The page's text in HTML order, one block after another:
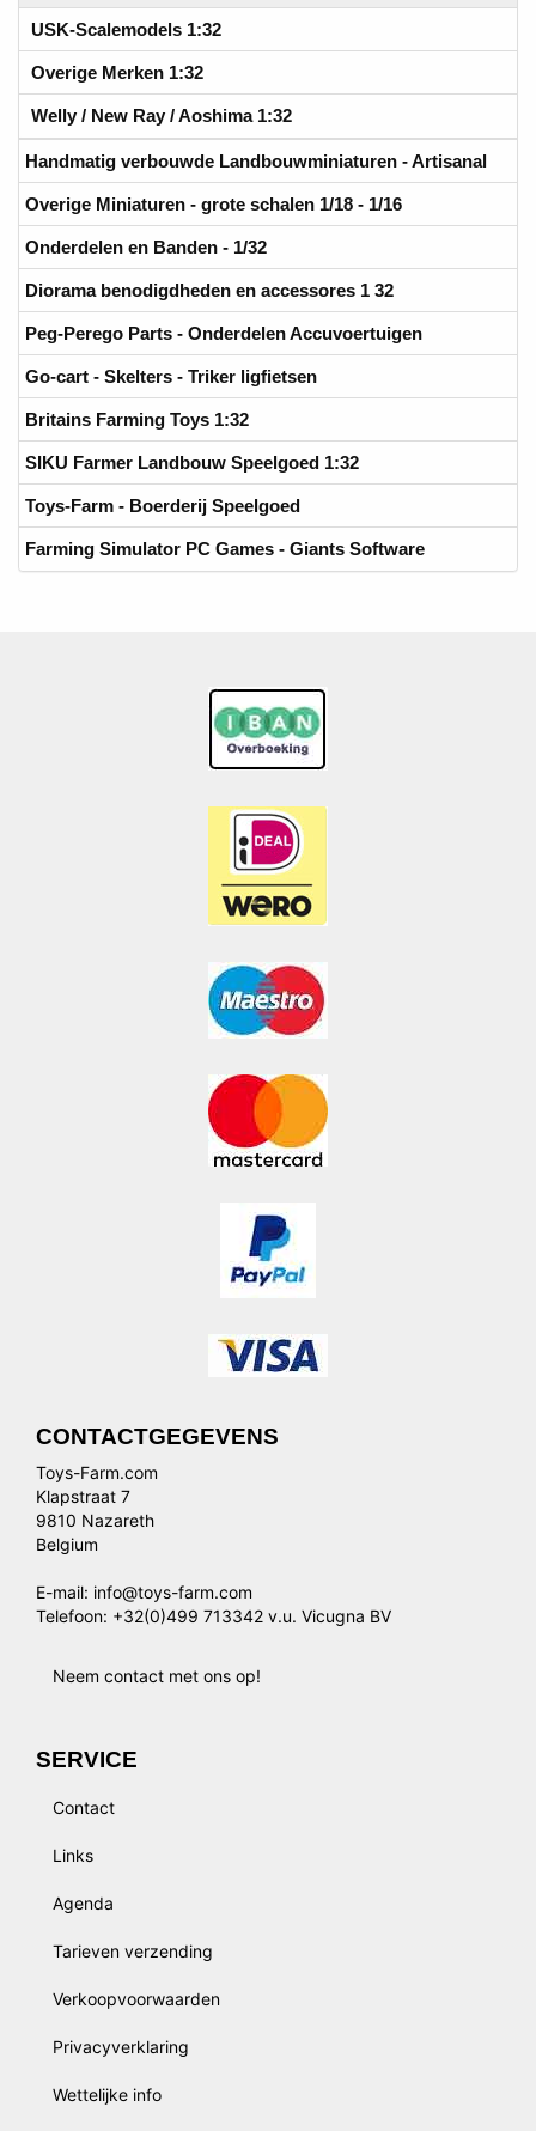
USK-Scalemodels 1:32
Overige Merken 1:32
Welly / New Ray / Aoshima 1:32
Handmatig verbouwde Landbouwminiaturen - Artisanal
Overige Miniaturen - grote schalen 1/18 - 1/16
Onderdelen en Banden - 1/32
Diorama benodigdheden en accessores 1 32
Peg-Perego Parts - Onderdelen Accuvoertuigen
Go-cart - Skelters - Triker ligfietsen
Britains Farming Toys 1:32
SIKU Farmer Landbouw Speelgoed 1:32
Toys-Farm - Boerderij Speelgoed
Farming Simulator PC Games - Giants Software
CONTACTGEGEVENS
Toys-Farm.com
Klapstraat 7
9810 Nazareth
Belgium
E-mail: info@toys-farm.com
Telefoon: +32(0)499 713342 v.u. Vicugna BV
Neem contact met ons op!
SERVICE
Contact
Links
Agenda
Tarieven verzending
Verkoopvoorwaarden
Privacyverklaring
Wettelijke info